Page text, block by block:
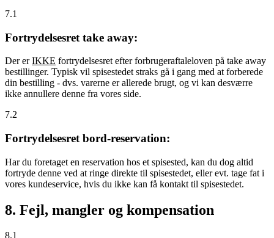
7.1
Fortrydelsesret take away:
Der erIKKE fortrydelsesret efter forbrugeraftaleloven på take away
bestillinger. Typisk vil spisestedet straks gå i gang med at forberede
din bestilling - dvs. varerne er allerede brugt, og vi kan desværre
ikke annullere denne fra vores side.
7.2
Fortrydelsesret bord-reservation:
Har du foretaget en reservation hos et spisested, kan du dog altid
fortryde denne ved at ringe direkte til spisestedet, eller evt. tage fat i
vores kundeservice, hvis du ikke kan få kontakt til spisestedet.
8. Fejl, mangler og kompensation
8.1